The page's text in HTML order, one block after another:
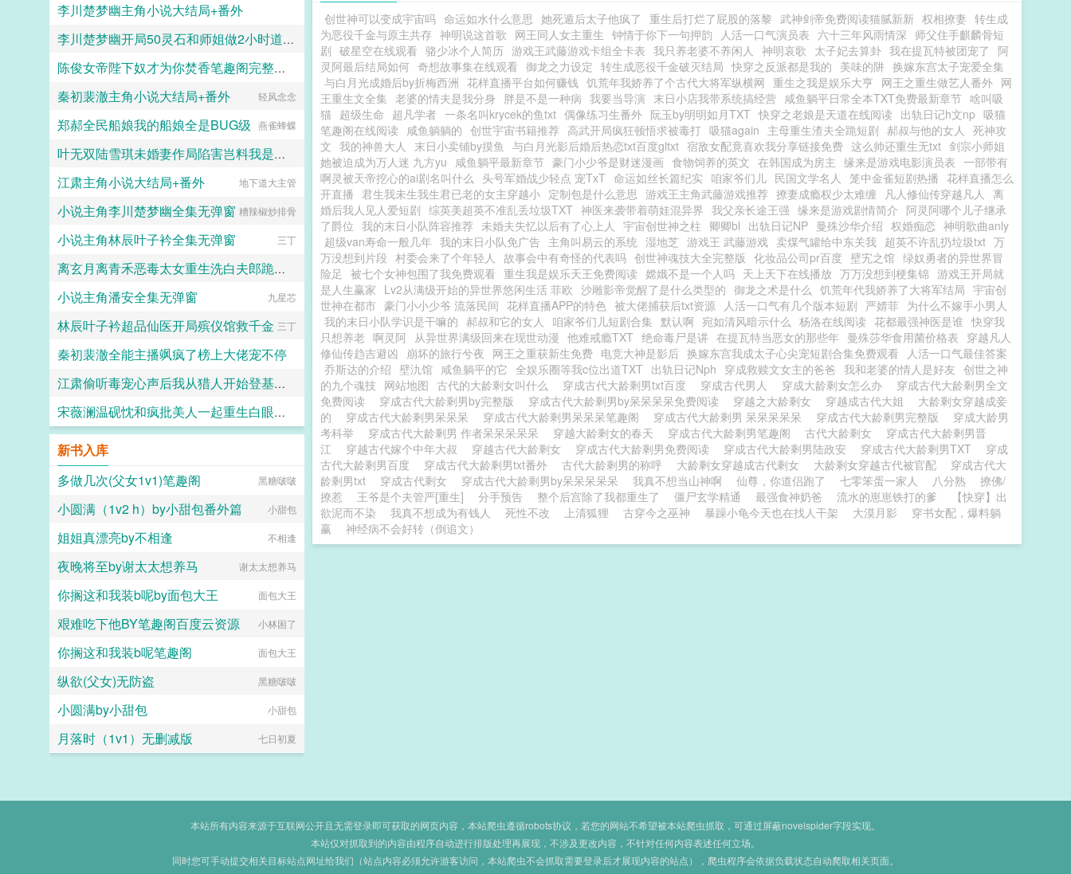
创世神可以变成宇宙吗 命运如水什么意思 她死遁后太子他疯了 重生后打烂了屁股的落黎 武神剑帝免费阅读猫腻新新 权相撩妻 转生成
为恶役千金与原主共存 神明说这首歌 网王同人女主重生 钟情于你下一句押韵 人活一口气演员表 六十三年风雨情深 师父住手麒麟骨短
剧 破星空在线观看 骆少冰个人简历 游戏王武藤游戏卡组全卡表 我只养老婆不养闲人 神明哀歌 太子妃去算卦 我在提瓦特被团宠了
阿
灵阿最后结局如何 奇想故事集在线观看 御龙之力设定 转生成恶役千金破灭结局 快穿之反派都是我的 美味的阱 换嫁东宫太子宠爱全集
与白月光成婚后by折梅西洲 花样直播平台如何赚钱 饥荒年我娇养了个古代大将军纵横网 重生之我是娱乐大亨 网王之重生做艺人番外 网
王重生文全集 老婆的情夫是我分身 胖是不是一种病 我要当导演 末日小店我带系统搞经营 咸鱼躺平日常全本TXT免费最新章节 啥叫吸
猫 超级生命 超凡学者 一条名叫krycek的鱼txt 偶像练习生番外 阮玉by明明如月TXT 快穿之老娘是天道在线阅读 出轨日记h文np 吸猫
笔趣阁在线阅读 咸鱼躺躺的 创世宇宙书籍推荐 高武开局疯狂顿悟求被毒打 吸猫again 主母重生渣夫全跪短剧 郝叔与他的女人 死神攻
文 我的神兽大人 末日小卖铺by摸鱼 与白月光影后婚后热恋txt百度gltxt 宿敌女配竟喜欢我分享链接免费 这么帅还重生无txt 剑宗小师姐
她被迫成为万人迷 九方yu 咸鱼躺平最新章节 豪门小少爷是财迷漫画 食物饲养的英文 在韩国成为房主 缘来是游戏电影演员表 一部带有
啊灵被天帝挖心的ai剧名叫什么 头号军婚战少轻点 宠TxT 命运如丝长篇纪实 咱家爷们儿 民国文学名人 笼中金雀短剧热播 花样直播怎么
开直播 君生我未生我生君已老的女主穿越小 定制包是什么意思 游戏王主角武藤游戏推荐 撩妻成瘾权少太难缠 凡人修仙传穿越凡人 离
婚后我人见人爱短剧 综英美超英不准乱丢垃圾TXT 神医来袭带着萌娃混异界 我父亲长途王强 缘来是游戏剧情简介 阿灵阿哪个儿子继承
了爵位 我的末日小队阵容推荐 未婚夫失忆以后有了心上人 宇宙创世神之柱 卿卿bl 出轨日记NP 曼殊沙华介绍 权婚痴恋 神明歌曲anly
超级van寿命一般几年 我的末日小队免广告 主角叫易云的系统 湿地芝 游戏王 武藤游戏 卖煤气罐给中东关我 超英不许乱扔垃圾txt 万
万没想到片段 村委会来了个年轻人 故事会中有奇怪的代表吗 创世神魂技大全完整版 化妆品公司pr百度 壁宄之馆 绿奴勇者的异世界冒
险足 被七个女神包围了我免费观看 重生我是娱乐天王免费阅读 嫦娥不是一个人吗 天上天下在线播放 万万没想到梗集锦 游戏王开局就
是人生赢家 Lv2从满级开始的异世界悠闲生活 菲欧 沙雕影帝觉醒了是什么类型的 御龙之术是什么 饥荒年代我娇养了大将军结局 宇宙创
世神在都市 豪门小小少爷 流落民间 花样直播APP的特色 被大佬捕获后txt资源 人活一口气有几个版本短剧 严婧菲 为什么不嫁手小男人
我的末日小队学识是干嘛的 郝叔和它的女人 咱家爷们儿短剧合集 默认啊 宛如清风暗示什么 杨洛在线阅读 花都最强神医是谁 快穿我
只想养老 啊灵阿 从异世界满级回来在现世动漫 他难戒瘾TXT 绝命毒尸是讲 在提瓦特当恶女的那些年 曼殊莎华食用菌价格表 穿越凡人
修仙传趋吉避凶
崩坏的旅行兮夜 网王之重获新生免费 电竞大神是影后 换嫁东宫我成太子心尖宠短剧合集免费观看
人活一口气最佳答案
乔斯达的介绍 壁氿馆 咸鱼躺平的它 全娱乐圈等我c位出道TXT 出轨日记Nph 穿成救赎文女主的爸爸 我和老婆的情人是好友 创世之神
的九个魂技 网站地图 古代的大龄剩女叫什么 穿成古代大龄剩男txt百度 穿成古代男人 穿成大龄剩女怎么办
穿成古代大龄剩男全文
免费阅读
穿成古代大龄剩男by完整版 穿成古代大龄剩男by呆呆呆呆免费阅读 穿越之大龄剩女 穿越成古代大姐
大龄剩女穿越成妾
的
穿成古代大龄剩男呆呆呆 穿成古代大龄剩男呆呆呆笔趣阁 穿成古代大龄剩男 呆呆呆呆呆 穿成古代大龄剩男完整版
穿成大龄男
考科举
穿成古代大龄剩男 作者呆呆呆呆呆 穿越大龄剩女的春天 穿成古代大龄剩男笔趣阁 古代大龄剩女
穿成古代大龄剩男晋
江
穿越古代嫁个中年大叔 穿越古代大龄剩女 穿成古代大龄剩男免费阅读 穿成古代大龄剩男陆政安 穿成古代大龄剩男TXT
穿成
古代大龄剩男百度
穿成古代大龄剩男txt番外 古代大龄剩男的称呼 大龄剩女穿越成古代剩女 大龄剩女穿越古代被官配
穿成古代大
龄剩男txt
穿成古代剩女 穿成古代大龄剩男by呆呆呆呆呆 我真不想当山神啊 仙尊，你道侣跑了 七零笨蛋一家人 八分熟
撩佛/
撩惹
王爷是个夫管严[重生] 分手预告 整个后宫除了我都重生了 僵尸玄学精通 最强食神奶爸 流水的崽崽铁打的爹
【快穿】出
欲泥而不染
我真不想成为有钱人 死性不改 上清狐狸 古穿今之巫神 暴躁小龟今天也在找人干架 大漠月影
穿书女配，爆料躺
赢
神经病不会好转（倒追文）
李川楚梦幽主角小说大结局+番外
糟辣椒炒排骨李川楚梦幽开局50灵石和师姐做2小时道侣笔趣阁完整版无删减
糟辣椒炒排骨
陈俊女帝陛下奴才为你焚香笔趣阁完整版无删减
少侠请饶命啊
秦初裴澈主角小说大结局+番外 轻风念念
郑郝全民船娘我的船娘全是BUG级 燕雀蜂蝶
叶无双陆雪琪未婚妻作局陷害岂料我是玄门神医笔趣阁完整版无删减
可怜小猫
江肃主角小说大结局+番外 地下道大主管
小说主角李川楚梦幽全集无弹窗 糟辣椒炒排骨
小说主角林辰叶子衿全集无弹窗 三丁
离玄月离青禾恶毒太女重生洗白夫郎跪求宠笔趣阁完整版无删减
TY桃
小说主角潘安全集无弹窗 九星芯
林辰叶子衿超品仙医开局殡仪馆救千金 三丁
秦初裴澈全能主播飒疯了榜上大佬宠不停
轻风念念
江肃偷听毒宠心声后我从猎人开始登基笔趣阁完整版无删减
地下道大主管
宋薇澜温砚忱和疯批美人一起重生白眼狼们后悔了笔趣阁完整版无删减
新书入库
多做几次(父女1v1)笔趣阁
黑糖啵啵
小圆满（1v2 h）by小甜包番外篇 小甜包
姐姐真漂亮by不相逢 不相逢
夜晚将至by谢太太想养马 谢太太想养马
你搁这和我装b呢by面包大王 面包大王
艰难吃下他BY笔趣阁百度云资源 小林困了
你搁这和我装b呢笔趣阁 面包大王
纵欲(父女)无防盗 黑糖啵啵
小圆满by小甜包 小甜包
月落时（1v1）无删减版 七日初夏
本站所有内容来源于互联网公开且无需登录即可获取的网页内容，本站爬虫遵循robots协议，若您的网站不希望被本站爬虫抓取，可通过屏蔽novelspider字段实现。
本站仅对抓取到的内容由程序自动进行排版处理再展现，不涉及更改内容，不针对任何内容表述任何立场。
同时您可手动提交相关目标站点网址给我们（站点内容必须允许游客访问，本站爬虫不会抓取需要登录后才展现内容的站点），爬虫程序会依据负载状态自动爬取相关页面。